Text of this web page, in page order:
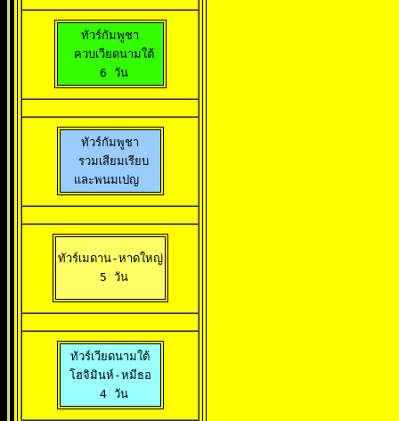
ทัวร์กัมพูชา
  ควบเวียดนามใต้
6 วัน
ทัวร์กัมพูชา
รวมเสียมเรียบ
และพนมเปญ
ทัวร์เมดาน-หาดใหญ่
5 วัน
ทัวร์เวียดนามใต้
โฮจิมินห์-หมีธอ
4 วัน